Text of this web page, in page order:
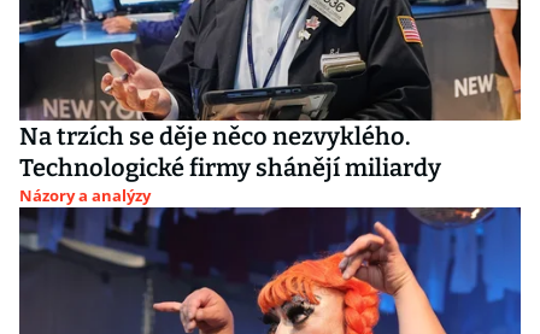
Na trzích se děje něco nezvyklého.
Technologické firmy shánějí miliardy
Názory a analýzy